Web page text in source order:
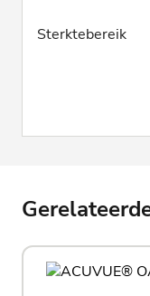
Sterktebereik